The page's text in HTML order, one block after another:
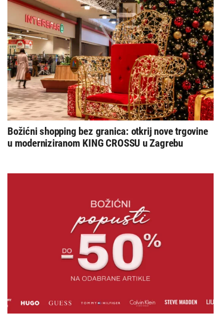
Božićni shopping bez granica: otkrij nove trgovine
u moderniziranom KING CROSSU u Zagrebu